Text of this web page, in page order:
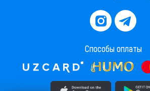
Способы оплаты
Скачать приложение в AppStore